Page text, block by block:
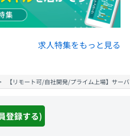
登録する)
求人特集をもっと見る
【リモート可/自社開発/プライム上場】サー